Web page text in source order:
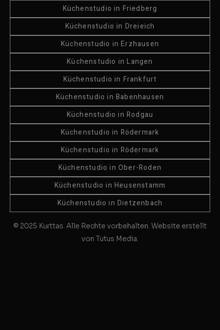
Küchenstudio in Friedberg
Küchenstudio in Dreieich
Küchenstudio in Erzhausen
Küchenstudio in Langen
Küchenstudio in Frankfurt
Küchenstudio in Babenhausen
Küchenstudio in Rodgau
Küchenstudio in Rödermark
Küchenstudio in Rödermark
Küchenstudio in Ober-Roden
Küchenstudio in Heusenstamm
Küchenstudio in Dietzenbach
© 2025 Kurttas. Alle Rechte vorbehalten. Website erstellt
von Tutus Media.